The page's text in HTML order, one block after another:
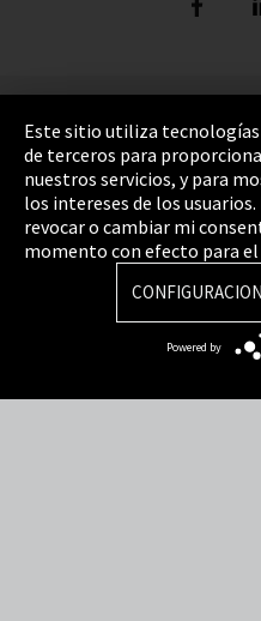
Pie de imprenta
Política de privacidad
Cookie Settings
Términos y Condiciones
Mapa del sitio
Integrity Line
Este sitio utiliza
de terceros para
nuestros servicios, y para
los intereses de los
revocar o cambiar mi
momento con efecto para
Powered by